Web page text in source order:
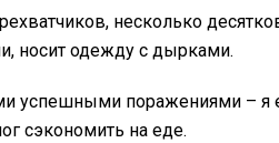
несколько
носит одежду с дырками.
успешными поражениями – я
сэкономить на еде.